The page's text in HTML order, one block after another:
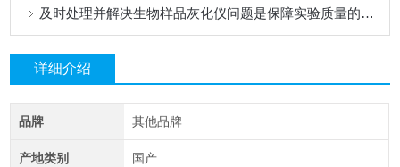
及时处理并解决生物样品灰化仪问题是保障实验质量的核心
详细介绍
品牌 其他品牌
产地类别 国产